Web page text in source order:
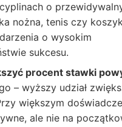
o
nożna, tenis czy
o wysokim
sukcesu.
procent stawki
– wyższy udział
większym
ale nie na